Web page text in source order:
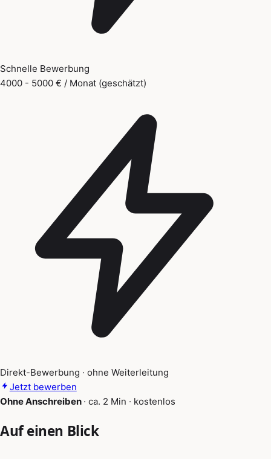
Schnelle Bewerbung
4000 - 5000 € / Monat (geschätzt)
Direkt-Bewerbung · ohne Weiterleitung
Jetzt bewerben
Ohne Anschreiben · ca. 2 Min · kostenlos
Auf einen Blick